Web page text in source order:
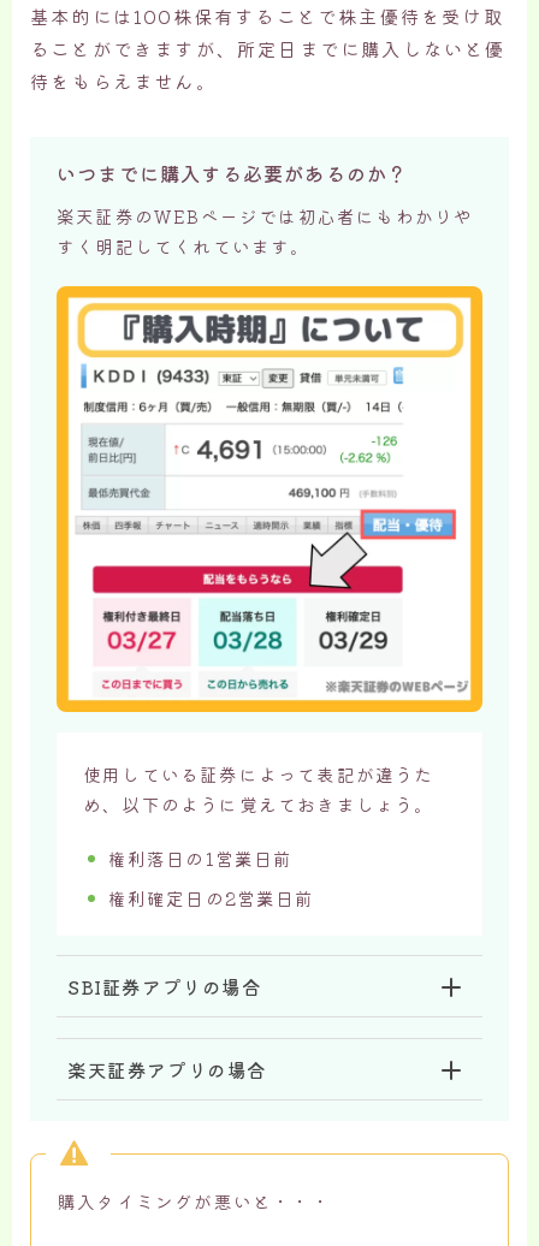
基本的には100株保有することで株主優待を受け取
ることができますが、所定日までに購入しないと優
待をもらえません。
いつまでに購入する必要があるのか？
楽天証券のWEBページでは初心者にもわかりや
すく明記してくれています。
使用している証券によって表記が違うた
め、以下のように覚えておきましょう。
権利落日の1営業日前
権利確定日の2営業日前
SBI証券アプリの場合
楽天証券アプリの場合
購入タイミングが悪いと・・・